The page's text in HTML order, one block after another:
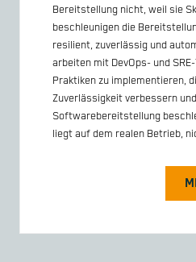
Bereitstellung nicht, weil sie
beschleunigen die
resilient, zuverlässig und
arbeiten mit DevOps- und
Praktiken zu implementieren,
Zuverlässigkeit verbessern
Softwarebereitstellung
liegt auf dem realen Betrieb,